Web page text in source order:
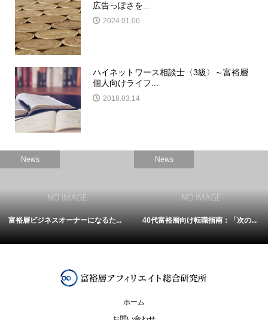
広告っぽさを...
2024.01.06
ハイネットワース相談士〈3級〉～富裕層
個人向けライフ...
2018.03.14
News
富裕層ビジネスオーナーになるた...
News
40代富裕層向け転職指南：「次の...
ホーム